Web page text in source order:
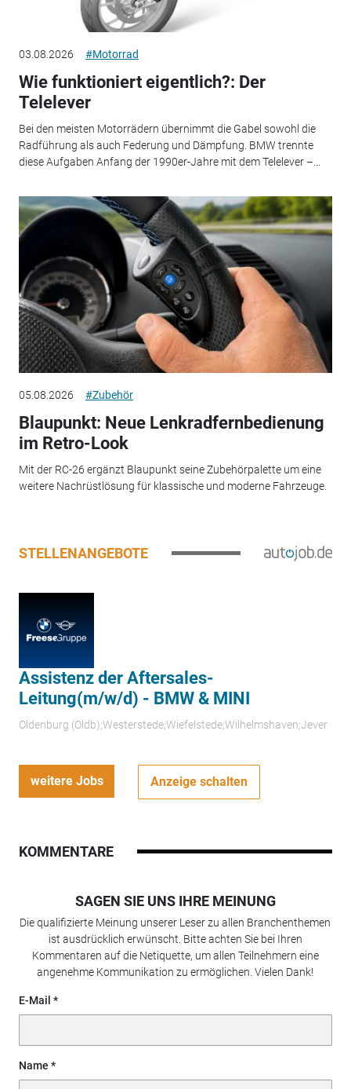
03.08.2026 #Motorrad
Wie funktioniert eigentlich?: Der
Telelever
Bei den meisten Motorrädern übernimmt die Gabel sowohl die
Radführung als auch Federung und Dämpfung. BMW trennte
diese Aufgaben Anfang der 1990er-Jahre mit dem Telelever –...
05.08.2026 #Zubehör
Blaupunkt: Neue Lenkradfernbedienung
im Retro-Look
Mit der RC-26 ergänzt Blaupunkt seine Zubehörpalette um eine
weitere Nachrüstlösung für klassische und moderne Fahrzeuge.
STELLENANGEBOTE
Assistenz der Aftersales-
Leitung(m/w/d) - BMW & MINI
Oldenburg (Oldb);Westerstede;Wiefelstede;Wilhelmshaven;Jever
weitere Jobs Anzeige schalten
KOMMENTARE
SAGEN SIE UNS IHRE MEINUNG
Die qualifizierte Meinung unserer Leser zu allen Branchenthemen
ist ausdrücklich erwünscht. Bitte achten Sie bei Ihren
Kommentaren auf die Netiquette, um allen Teilnehmern eine
angenehme Kommunikation zu ermöglichen. Vielen Dank!
E-Mail
Name